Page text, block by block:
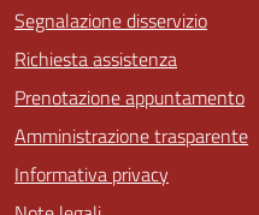
Segnalazione disservizio
Richiesta assistenza
Prenotazione appuntamento
Amministrazione trasparente
Informativa privacy